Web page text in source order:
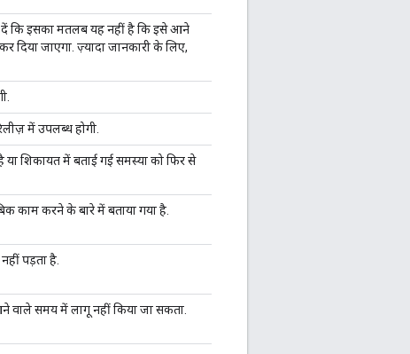
दें कि इसका मतलब यह नहीं है कि इसे आने
दिया जाएगा. ज़्यादा जानकारी के लिए,
में उपलब्ध होगी.
शिकायत में बताई गई समस्या को फिर से
काम करने के बारे में बताया गया है.
पड़ता है.
वाले समय में लागू नहीं किया जा सकता.